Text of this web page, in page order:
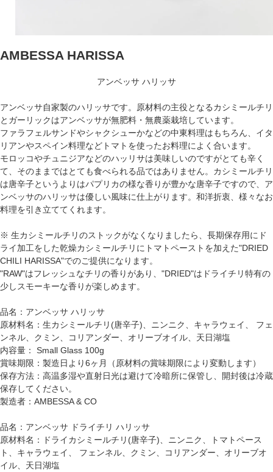
AMBESSA HARISSA
アンベッサ ハリッサ
アンベッサ自家製のハリッサです。原材料の主役となるカシミールチリ
とガーリックはアンベッサが無肥料・無農薬栽培しています。
ファラフェルサンドやシャクシューかなどの中東料理はもちろん、イタ
リアンやスペイン料理などトマトを使ったお料理によく合います。
モロッコやチュニジアなどのハッリサは美味しいのですがとても辛く
て、そのままではとても食べられる品ではありません。カシミールチリ
は唐辛子というよりはパプリカの様な香りが豊かな唐辛子ですので、ア
ンベッサのハリッサは優しい風味に仕上がります。和洋折衷、様々なお
料理を引き立ててくれます。
※ 生カシミールチリのストックがなくなりましたら、長期保存用にド
ライ加工をした乾燥カシミールチリにトマトペーストを加えた"DRIED
CHILI HARISSA"でのご提供になります。
"RAW"はフレッシュなチリの香りがあり、"DRIED"はドライチリ特有の
少しスモーキーな香りが楽しめます。
品名：アンベッサ ハリッサ
原材料名：生カシミールチリ(唐辛子)、ニンニク、キャラウェイ、 フェ
ンネル、クミン、コリアンダー、オリーブオイル、天日湖塩
内容量： Small Glass 100g
賞味期限：製造日より6ヶ月（原材料の賞味期限により変動します）
保存方法：高温多湿や直射日光は避けて冷暗所に保管し、開封後は冷蔵
保存してください。
製造者：AMBESSA & CO
品名：アンベッサ ドライチリ ハリッサ
原材料名：ドライカシミールチリ(唐辛子)、ニンニク、トマトペース
ト、キャラウェイ、 フェンネル、クミン、コリアンダー、オリーブオ
イル、天日湖塩